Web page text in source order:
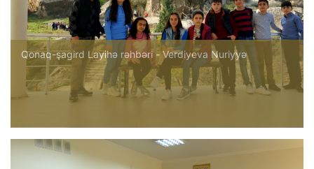
Qonaq-şagird Layihə rəhbəri - Verdiyeva Nuriyyə